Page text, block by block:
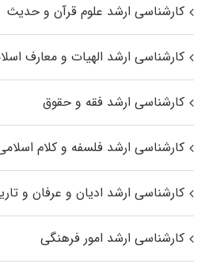
کارشناسی ارشد علوم قرآن و حدیث
کارشناسی ارشد الهیات و معارف
کارشناسی ارشد فقه و حقوق
کارشناسی ارشد فلسفه و کلام
کارشناسی ارشد ادیان و عرفان و
کارشناسی ارشد امور فرهنگی